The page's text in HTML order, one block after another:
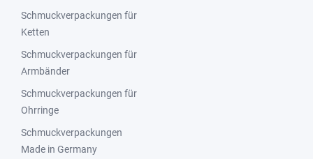
Schmuckverpackungen für
Ketten
Schmuckverpackungen für
Armbänder
Schmuckverpackungen für
Ohrringe
Schmuckverpackungen
Made in Germany